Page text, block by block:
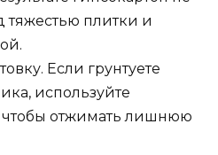
тяжестью плитки и
Если грунтуете
используйте
отжимать лишнюю